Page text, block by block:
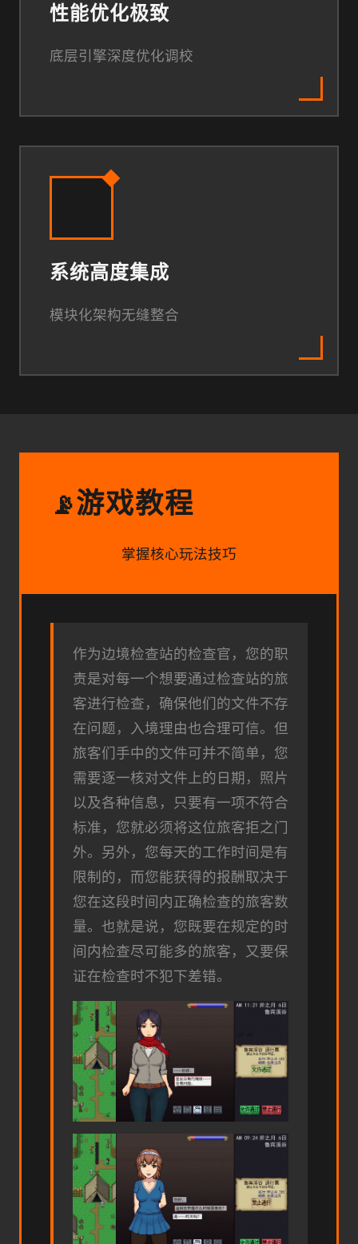
性能优化极致
底层引擎深度优化调校
系统高度集成
模块化架构无缝整合
📡游戏教程
掌握核心玩法技巧
作为边境检查站的检查官，您的职
责是对每一个想要通过检查站的旅
客进行检查，确保他们的文件不存
在问题，入境理由也合理可信。但
旅客们手中的文件可并不简单，您
需要逐一核对文件上的日期，照片
以及各种信息，只要有一项不符合
标准，您就必须将这位旅客拒之门
外。另外，您每天的工作时间是有
限制的，而您能获得的报酬取决于
您在这段时间内正确检查的旅客数
量。也就是说，您既要在规定的时
间内检查尽可能多的旅客，又要保
证在检查时不犯下差错。